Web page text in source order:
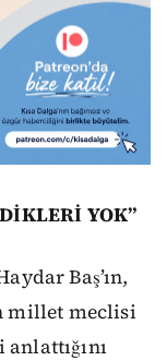
YOK”
Baş’ın,
millet meclisi